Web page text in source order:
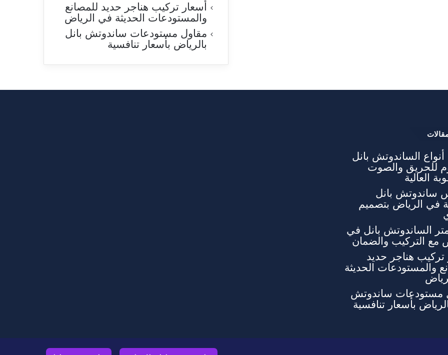
أسعار تركيب هناجر حديد للمصانع
والمستودعات الحديثة في الرياض
مقاول مستودعات ساندوتش بانل
بالرياض بأسعار تنافسية
الساندوتش بانل
للحريق والصوت
العالية
ساندوتش بانل
في الرياض بتصميم
الساندوتش بانل في
مع التركيب والضمان
تركيب هناجر حديد
والمستودعات الحديثة
مستودعات ساندوتش
بأسعار تنافسية